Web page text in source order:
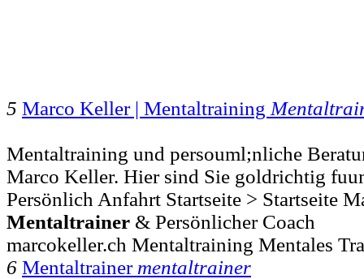
5 Marco Keller | Mentaltraining
Mentaltraining und persouml;nliche
Marco Keller. Hier sind Sie goldrichtig
Persönlich Anfahrt Startseite > Startseite
Mentaltrainer & Persönlicher Coach
marcokeller.ch Mentaltraining Mentales
6 Mentaltrainer mentaltrainer